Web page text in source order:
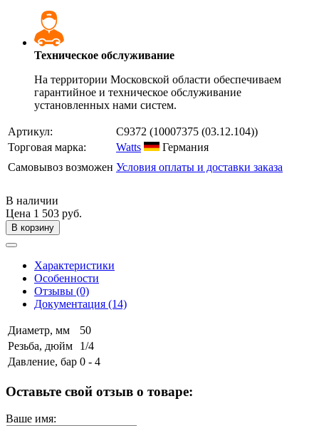
Техническое обслуживание
На территории Московской области обеспечиваем
гарантийное и техническое обслуживание
установленных нами систем.
Артикул: C9372 (10007375 (03.12.104))
Торговая марка:
Watts
Германия
Самовывоз возможен Условия оплаты и доставки заказа
В наличии
Цена 1 503 руб.
В корзину
Характеристики
Особенности
Отзывы (0)
Документация (14)
Диаметр, мм
50
Резьба, дюйм
1/4
Давление, бар 0 - 4
Оставьте свой отзыв о товаре:
Ваше имя: